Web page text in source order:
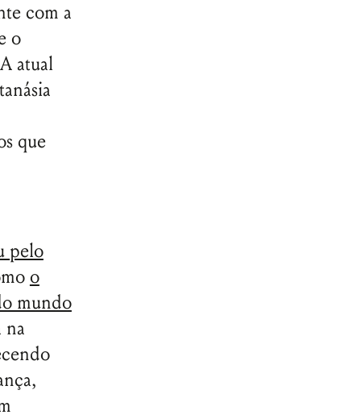
com a
o
atual
que
pelo
o
mundo
na